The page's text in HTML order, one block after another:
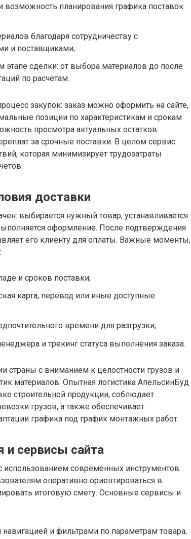
возможность планирования графика поставок
благодаря сотрудничеству с
и поставщиками;
сделки: от выбора материалов до после
по расчетам.
закупок: заказ можно оформить на сайте,
позиции по характеристикам и срокам
просмотра актуальных остатков
за срочные поставки. В целом сервис
которая минимизирует трудозатраты
доставки
выбирается нужный товар, устанавливается
оформление. После подтверждения
его клиенту для оплаты. Важные моменты,
и сроков поставки;
карта, перевод или иные доступные
времени для разгрузки;
и трекинг статуса выполнения заказа.
страны с вниманием к целостности грузов и
материалов. Опытная логистика АпельсинБуд
строительной продукции, соблюдает
грузов, а также обеспечивает
графика под график монтажных работ.
и сервисы сайта
использованием современных инструментов
оперативно ориентироваться в
итоговую смету. Основные сервисы и
навигацией и фильтрами по параметрам товара;